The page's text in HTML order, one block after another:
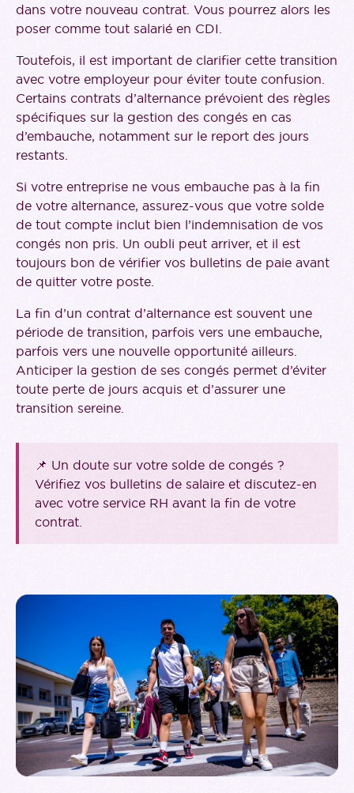
dans votre nouveau contrat. Vous pourrez alors les
poser comme tout salarié en CDI.
Toutefois, il est important de clarifier cette transition
avec votre employeur pour éviter toute confusion.
Certains contrats d’alternance prévoient des règles
spécifiques sur la gestion des congés en cas
d’embauche, notamment sur le report des jours
restants.
Si votre entreprise ne vous embauche pas à la fin
de votre alternance, assurez-vous que votre solde
de tout compte inclut bien l’indemnisation de vos
congés non pris. Un oubli peut arriver, et il est
toujours bon de vérifier vos bulletins de paie avant
de quitter votre poste.
La fin d’un contrat d’alternance est souvent une
période de transition, parfois vers une embauche,
parfois vers une nouvelle opportunité ailleurs.
Anticiper la gestion de ses congés permet d’éviter
toute perte de jours acquis et d’assurer une
transition sereine.
📌 Un doute sur votre solde de congés ?
Vérifiez vos bulletins de salaire et discutez-en
avec votre service RH avant la fin de votre
contrat.